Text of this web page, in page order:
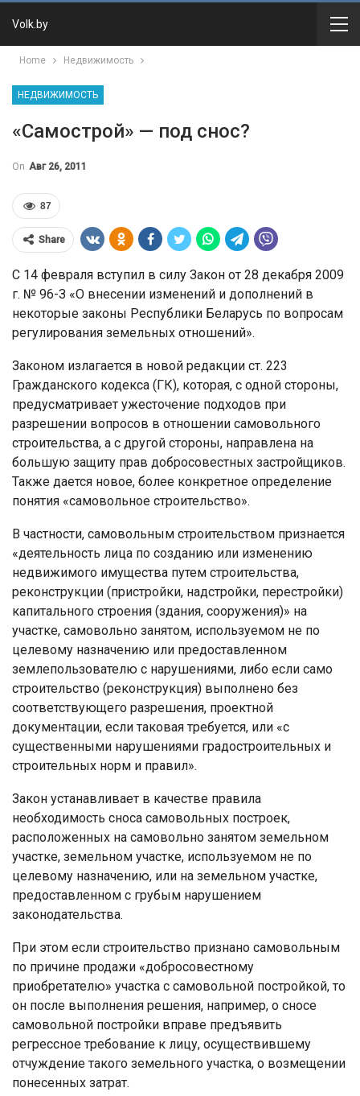
Volk.by
Home Недвижимость
НЕДВИЖИМОСТЬ
«Самострой» — под снос?
On Авг 26, 2011
87
Share
С 14 февраля вступил в силу Закон от 28 декабря 2009
г. № 96-З «О внесении изменений и дополнений в
некоторые законы Республики Беларусь по вопросам
регулирования земельных отношений».
Законом излагается в новой редакции ст. 223
Гражданского кодекса (ГК), которая, с одной стороны,
предусматривает ужесточение подходов при
разрешении вопросов в отношении самовольного
строительства, а с другой стороны, направлена на
большую защиту прав добросовестных застройщиков.
Также дается новое, более конкретное определение
понятия «самовольное строительство».
В частности, самовольным строительством признается
«деятельность лица по созданию или изменению
недвижимого имущества путем строительства,
реконструкции (пристройки, надстройки, перестройки)
капитального строения (здания, сооружения)» на
участке, самовольно занятом, используемом не по
целевому назначению или предоставленном
землепользователю с нарушениями, либо если само
строительство (реконструкция) выполнено без
соответствующего разрешения, проектной
документации, если таковая требуется, или «с
существенными нарушениями градостроительных и
строительных норм и правил».
Закон устанавливает в качестве правила
необходимость сноса самовольных построек,
расположенных на самовольно занятом земельном
участке, земельном участке, используемом не по
целевому назначению, или на земельном участке,
предоставленном с грубым нарушением
законодательства.
При этом если строительство признано самовольным
по причине продажи «добросовестному
приобретателю» участка с самовольной постройкой, то
он после выполнения решения, например, о сносе
самовольной постройки вправе предъявить
регрессное требование к лицу, осуществившему
отчуждение такого земельного участка, о возмещении
понесенных затрат.